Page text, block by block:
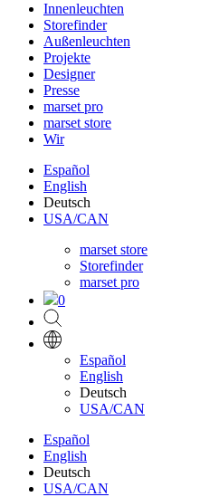
Innenleuchten
Storefinder
Außenleuchten
Projekte
Designer
Presse
marset pro
marset store
Wir
Español
English
Deutsch
USA/CAN
marset store
Storefinder
marset pro
0
Español
English
Deutsch
USA/CAN
Español
English
Deutsch
USA/CAN